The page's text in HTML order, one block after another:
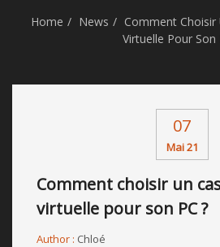
Home News
Comment Choisir
Virtuelle Pour Son
07
Mai 21
Comment choisir un
virtuelle pour son PC ?
Author : Chloé